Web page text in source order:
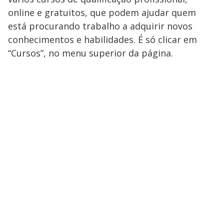
online e gratuitos, que podem ajudar quem
está procurando trabalho a adquirir novos
conhecimentos e habilidades. É só clicar em
“Cursos”, no menu superior da página.